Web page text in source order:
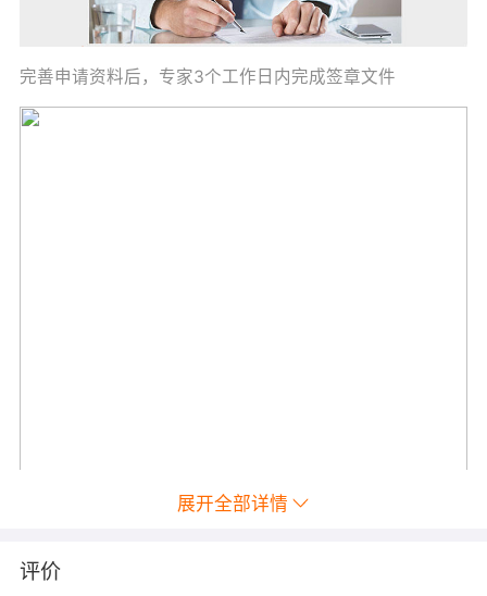
完善申请资料后，专家3个工作日内完成签章文件
展开全部详情
评价